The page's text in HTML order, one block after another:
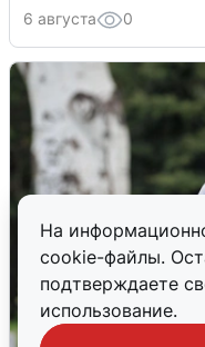
На
cookie-файлы.
подтверждаете
использование.
6 августа 0